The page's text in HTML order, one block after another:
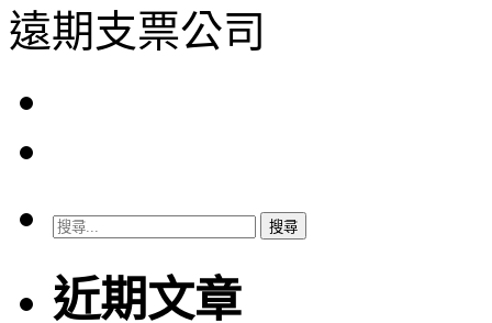
遠期支票公司
搜
關
鍵
近期文章